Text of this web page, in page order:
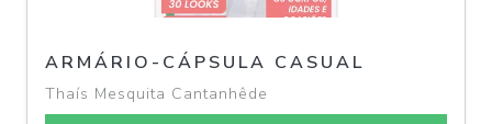
ARMÁRIO-CÁPSULA CASUAL
Thaís Mesquita Cantanhêde